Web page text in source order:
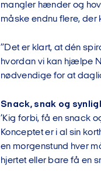
mangler hænder og
måske endnu flere,
”Det er klart, at dén
hvordan vi kan hjælpe
nødvendige for at
Snack, snak og
’Kig forbi, få en snack
Konceptet er i al sin
en morgenstund hver
hjertet eller bare få en